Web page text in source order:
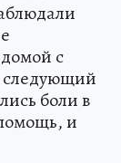
с
боли в
и